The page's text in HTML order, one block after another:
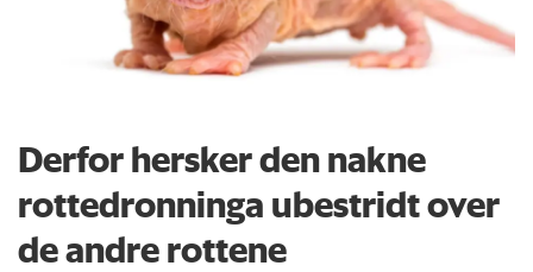
Derfor hersker den nakne
rottedronninga ubestridt over
de andre rottene